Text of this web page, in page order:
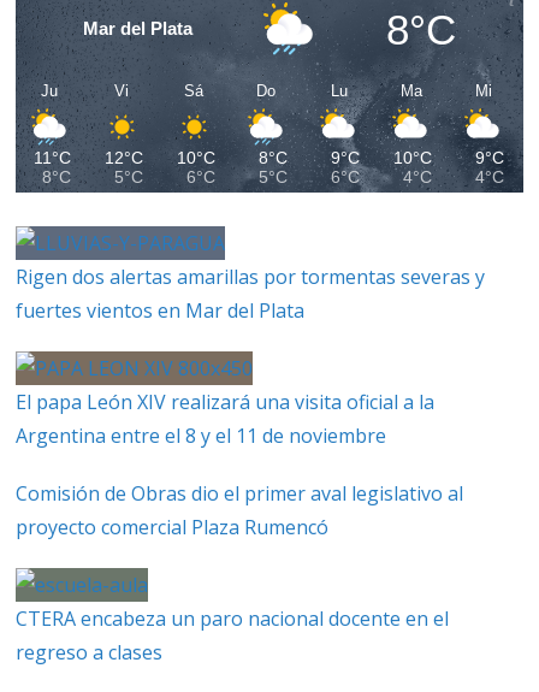
Mar del Plata 8°C
Ju
11°C
8°C
Vi
12°C
5°C
Sá
10°C
6°C
Do
8°C
5°C
Lu
9°C
6°C
Ma
10°C
4°C
Mi
9°C
4°C
Rigen dos alertas amarillas por tormentas severas y
fuertes vientos en Mar del Plata
El papa León XIV realizará una visita oficial a la
Argentina entre el 8 y el 11 de noviembre
Comisión de Obras dio el primer aval legislativo al
proyecto comercial Plaza Rumencó
CTERA encabeza un paro nacional docente en el
regreso a clases